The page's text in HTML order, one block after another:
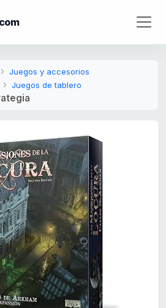
Juegos y accesorios
Juegos de tablero